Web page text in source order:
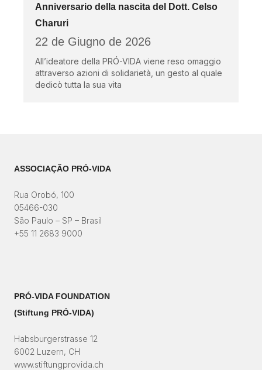
Anniversario della nascita del Dott. Celso
Charuri
22 de Giugno de 2026
All’ideatore della PRÓ-VIDA viene reso omaggio
attraverso azioni di solidarietà, un gesto al quale
dedicò tutta la sua vita
ASSOCIAÇÃO PRÓ-VIDA
Rua Orobó, 100
05466-030
São Paulo – SP – Brasil
+55 11 2683 9000
PRÓ-VIDA FOUNDATION
(Stiftung PRÓ-VIDA)​
Habsburgerstrasse 12
6002 Luzern, CH
www.stiftungprovida.ch